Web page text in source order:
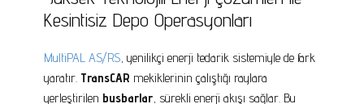
Kesintisiz Depo Operasyonları
MultiPAL AS/RS, yenilikçi enerji tedarik sistemiyle de fark
yaratır. TransCAR mekiklerinin çalıştığı raylara
yerleştirilen busbarlar, sürekli enerji akışı sağlar. Bu